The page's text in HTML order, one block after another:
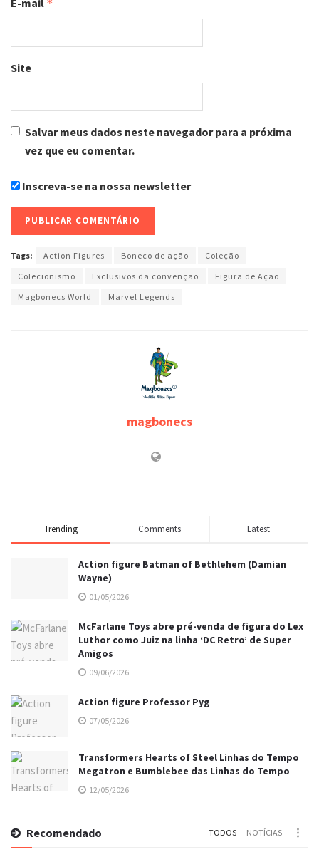
E-mail *
Site
Salvar meus dados neste navegador para a próxima
vez que eu comentar.
Inscreva-se na nossa newsletter
Tags: Action Figures Boneco de ação
Coleção
Colecionismo
Exclusivos da convenção
Figura de Ação
Magbonecs World
Marvel Legends
magbonecs
Trending Comments Latest
Action figure Batman of Bethlehem (Damian
Wayne)
01/05/2026
McFarlane Toys abre pré-venda de figura do Lex
Luthor como Juiz na linha ‘DC Retro’ de Super
Amigos
09/06/2026
Action figure Professor Pyg
07/05/2026
Transformers Hearts of Steel Linhas do Tempo
Megatron e Bumblebee das Linhas do Tempo
12/05/2026
Recomendado TODOS NOTÍCIAS